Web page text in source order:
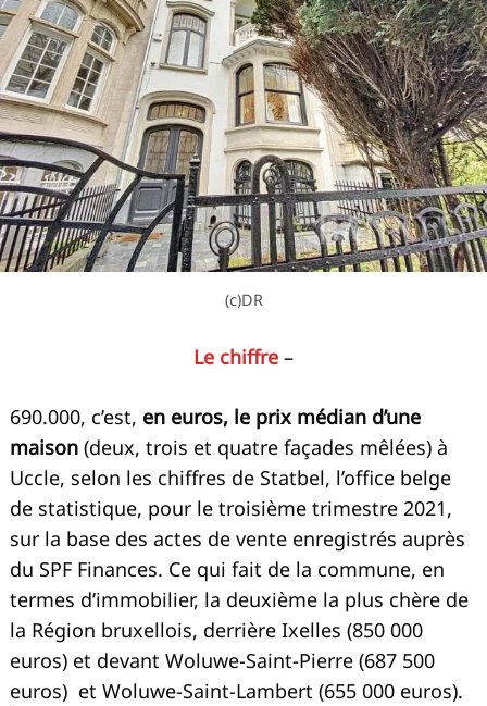
(c)DR
Le chiffre –
690.000, c’est, en euros, le prix médian d’une
maison (deux, trois et quatre façades mêlées) à
Uccle, selon les chiffres de Statbel, l’office belge
de statistique, pour le troisième trimestre 2021,
sur la base des actes de vente enregistrés auprès
du SPF Finances. Ce qui fait de la commune, en
termes d’immobilier, la deuxième la plus chère de
la Région bruxellois, derrière Ixelles (850 000
euros) et devant Woluwe-Saint-Pierre (687 500
euros) et Woluwe-Saint-Lambert (655 000 euros).